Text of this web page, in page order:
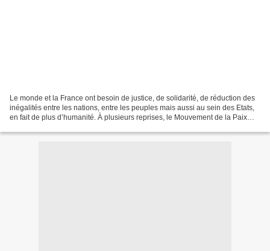
Le monde et la France ont besoin de justice, de solidarité, de réduction des
inégalités entre les nations, entre les peuples mais aussi au sein des Etats,
en fait de plus d’humanité. À plusieurs reprises, le Mouvement de la Paix